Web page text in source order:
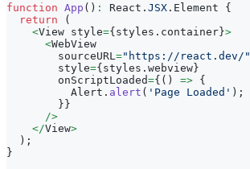
function App ( ) : React . JSX . Element
{
return
(
<View style={styles . container}>
<WebView
        sourceURL
="https://react.dev/"
        style
={styles . webview}
        onScriptLoaded
={ ( ) => {
Alert . alert ( 'Page Loaded' ) ;
}}
/>
</View>
) ;
}